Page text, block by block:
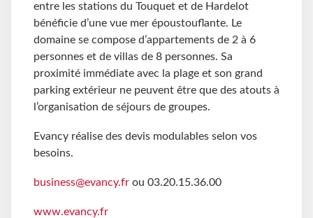
entre les stations du Touquet et de Hardelot
bénéficie d’une vue mer époustouflante. Le
domaine se compose d’appartements de 2 à 6
personnes et de villas de 8 personnes. Sa
proximité immédiate avec la plage et son grand
parking extérieur ne peuvent être que des atouts à
l’organisation de séjours de groupes.
Evancy réalise des devis modulables selon vos
besoins.
business@evancy.fr ou 03.20.15.36.00
www.evancy.fr